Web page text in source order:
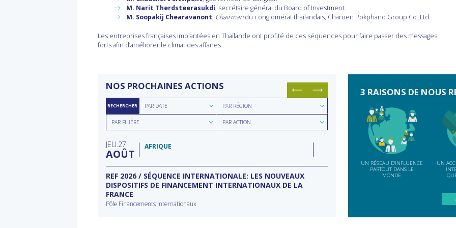
M. Narit Therdsteerasukdi, secrétaire général du Board of Investment.
M. Soopakij Chearavanont, Chairmandu conglomérat thaïlandais, Charoen Pokphand Group Co.,Ltd
Les entreprises françaises implantées en Thaïlande ont profité de ces séquences pour faire passer des messages
forts afin d’améliorer le climat des affaires.
NOS PROCHAINES ACTIONS
RECHERCHER Rechercher
par
date
PAR DATE
Rechercher
par
région
PAR RÉGION
Rechercher
parPAR FILIÈRE
Rechercher
parPAR ACTION
JEU 27
AOÛT
AFRIQUE
REF 2026 / SÉQUENCE INTERNATIONALE: LES NOUVEAUX
DISPOSITIFS DE FINANCEMENT INTERNATIONAUX DE LA
FRANCE
Pôle Financements Internationaux
INDE
MISSION D’ENTREPRISES
3 RAISONS DE NOUS
UN RÉSEAU D'INFLUENCE
PARTOUT DANS LE
MONDE
UN